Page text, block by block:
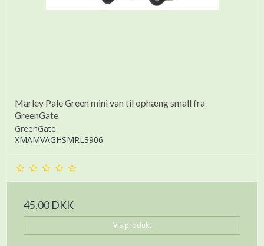
Marley Pale Green mini van til ophæng small fra
GreenGate
GreenGate
XMAMVAGHSMRL3906
45,00 DKK
Vis produkt